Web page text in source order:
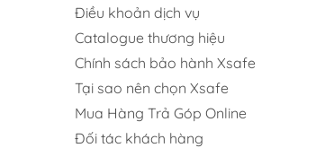
Điều khoản dịch vụ
Catalogue thương hiệu
Chính sách bảo hành Xsafe
Tại sao nên chọn Xsafe
Mua Hàng Trả Góp Online
Đối tác khách hàng